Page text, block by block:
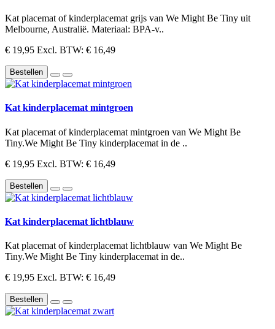
Kat placemat of kinderplacemat grijs van We Might Be Tiny uit
Melbourne, Australië. Materiaal: BPA-v..
€ 19,95 Excl. BTW: € 16,49
Bestellen
Kat kinderplacemat mintgroen
Kat placemat of kinderplacemat mintgroen van We Might Be
Tiny.We Might Be Tiny kinderplacemat in de ..
€ 19,95 Excl. BTW: € 16,49
Bestellen
Kat kinderplacemat lichtblauw
Kat placemat of kinderplacemat lichtblauw van We Might Be
Tiny.We Might Be Tiny kinderplacemat in de..
€ 19,95 Excl. BTW: € 16,49
Bestellen